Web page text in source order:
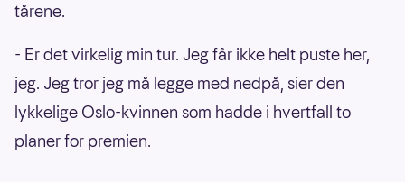
tårene.
- Er det virkelig min tur. Jeg får ikke helt puste her,
jeg. Jeg tror jeg må legge med nedpå, sier den
lykkelige Oslo-kvinnen som hadde i hvertfall to
planer for premien.